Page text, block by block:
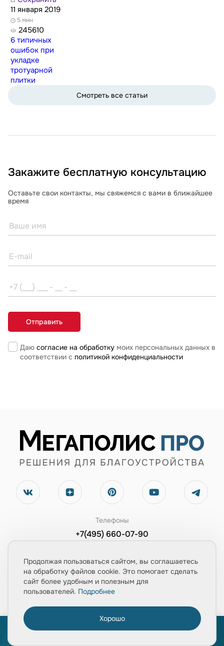
11 января 2019
5 мин
245610
6 типичных
ошибок при
укладке
тротуарной
плитки
Смотреть все статьи
Закажите бесплатную консультацию
Оставьте свои контакты, мы свяжемся с вами в ближайшее
время
Даю согласие на обработкумоих персональных данных в
соответствии с политикой конфиденциальности
Телефоны
+7(495) 660-07-90
Электронная почта
zayavka@mpolis-pro.ru
Обратный звонок
Продолжая пользоваться сайтом, вы соглашаетесь
на обработку файлов cookie. Это помогает сделать
сайт более удобным и полезным для
пользователей. Подробнее
Хорошо